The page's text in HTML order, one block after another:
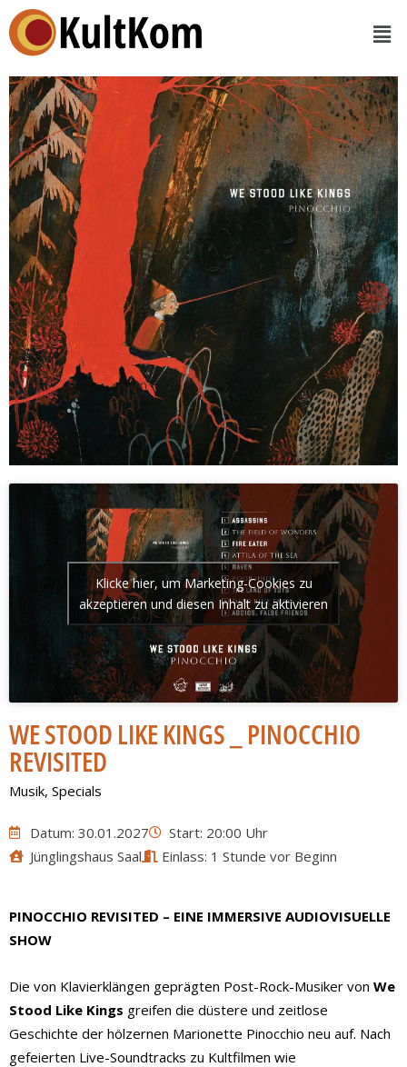
Klicke hier, um Marketing-Cookies zu
akzeptieren und diesen Inhalt zu aktivieren
WE STOOD LIKE KINGS _ PINOCCHIO
REVISITED
Musik, Specials
Datum: 30.01.2027
Start: 20:00 Uhr
Jünglingshaus Saal
Einlass: 1 Stunde vor Beginn
PINOCCHIO REVISITED – EINE IMMERSIVE AUDIOVISUELLE
SHOW
Die von Klavierklängen geprägten Post-Rock-Musiker von We
Stood Like Kings greifen die düstere und zeitlose
Geschichte der hölzernen Marionette Pinocchio neu auf. Nach
gefeierten Live-Soundtracks zu Kultfilmen wie